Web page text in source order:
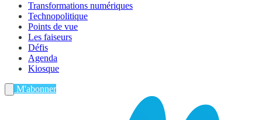
Transformations numériques
Technopolitique
Points de vue
Les faiseurs
Défis
Agenda
Kiosque
M'abonner